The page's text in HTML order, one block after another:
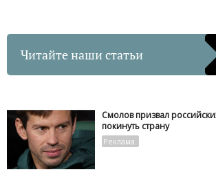
Читайте наши статьи
Смолов призвал
покинуть страну